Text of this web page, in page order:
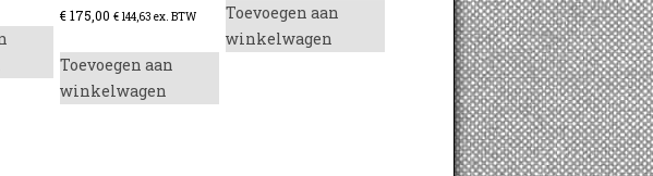
€175,00 €144,63 ex. BTW
Toevoegen aan
winkelwagen
Toevoegen aan
winkelwagen